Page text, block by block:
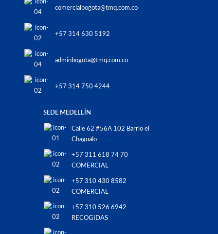
comercialbogota@tmq.com.co
+57 314 630 5192
adminbogota@tmq.com.co
+57 314 750 4244
SEDE MEDELLÍN
Calle 62 #56A 102 Barrio el
Chagualo
+57 311 618 74 70
COMERCIAL
+57 310 430 8582
COMERCIAL
+57 310 526 6942
RECOGIDAS